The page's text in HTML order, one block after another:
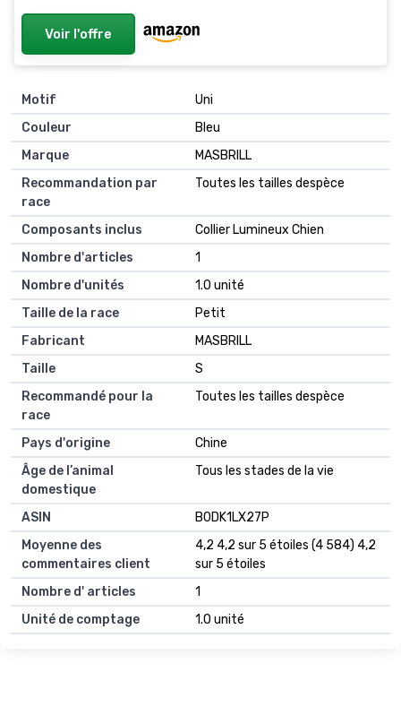
Voir l'offre
Motif
Uni
Couleur
Bleu
Marque
MASBRILL
Recommandation par
race
Toutes les tailles despèce
Composants inclus
Collier Lumineux Chien
Nombre d'articles
1
Nombre d'unités
1.0 unité
Taille de la race
Petit
Fabricant
MASBRILL
Taille
S
Recommandé pour la
race
Toutes les tailles despèce
Pays d'origine
Chine
Âge de l’animal
domestique
Tous les stades de la vie
ASIN
B0DK1LX27P
Moyenne des
commentaires client
4,2 4,2 sur 5 étoiles (4 584) 4,2
sur 5 étoiles
Nombre d' articles
1
Unité de comptage
1.0 unité